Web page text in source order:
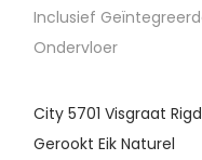
Inclusief
Ondervloer
City 5701 Visgraat
Gerookt Eik Naturel